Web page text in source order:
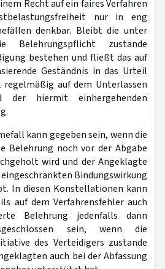
Recht auf ein faires Verfahren
nur in eng
denkbar. Bleibt die unter
Belehrungspflicht zustande
bestehen und fließt das auf
Geständnis in das Urteil
auf dem Unterlassen
der hiermit einhergehenden
kann gegeben sein, wenn die
Belehrung noch vor der Abgabe
wird und der Angeklagte
Bindungswirkung
In diesen Konstellationen kann
auf dem Verfahrensfehler auch
Belehrung jedenfalls dann
sein, wenn die
des Verteidigers zustande
auch bei der Abfassung